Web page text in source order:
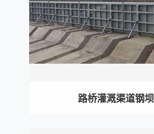
路桥灌溉渠道钢坝